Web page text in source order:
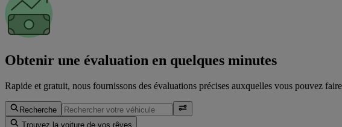
Obtenir une évaluation en quelques minutes
Rapide et gratuit, nous fournissons des évaluations précises auxquelles vous pouvez
Recherche
Trouvez la voiture de vos rêves